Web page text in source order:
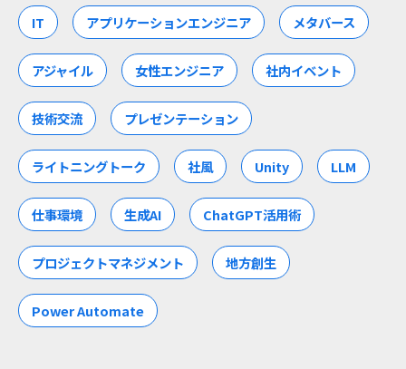
IT アプリケーションエンジニア メタバース
アジャイル 女性エンジニア 社内イベント
技術交流 プレゼンテーション
ライトニングトーク 社風 Unity LLM
仕事環境 生成AI ChatGPT活用術
プロジェクトマネジメント 地方創生
Power Automate